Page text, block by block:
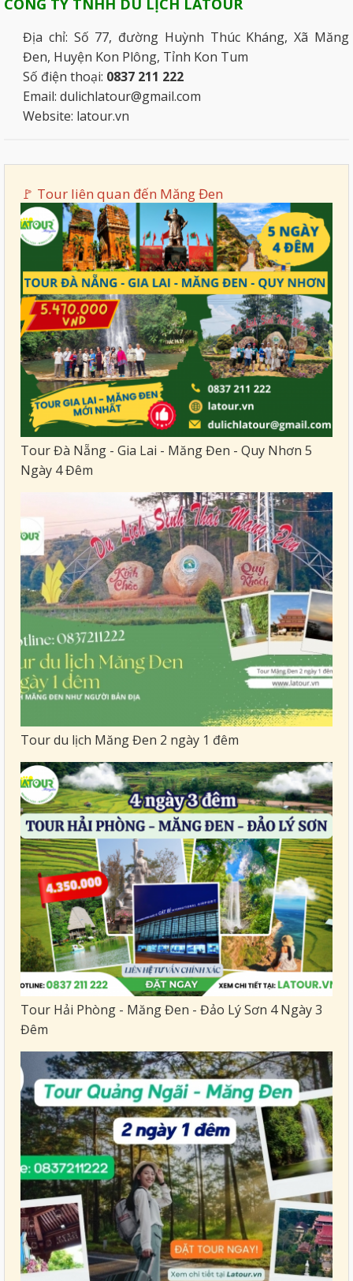
CÔNG TY TNHH DU LỊCH LATOUR
Địa chỉ: Số 77, đường Huỳnh Thúc Kháng, Xã Măng
Đen, Huyện Kon Plông, Tỉnh Kon Tum
Số điện thoại: 0837 211 222
Email: dulichlatour@gmail.com
Website: latour.vn
🚩 Tour liên quan đến Măng Đen
Tour Đà Nẵng - Gia Lai - Măng Đen - Quy Nhơn 5
Ngày 4 Đêm
Tour du lịch Măng Đen 2 ngày 1 đêm
Tour Hải Phòng - Măng Đen - Đảo Lý Sơn 4 Ngày 3
Đêm